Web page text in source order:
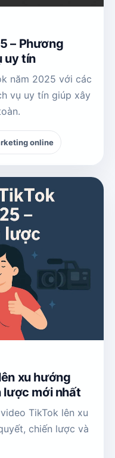
– Phương
uy tín
năm 2025 với các
vụ uy tín giúp xây
online
xu hướng
lược mới nhất
TikTok lên xu
chiến lược và